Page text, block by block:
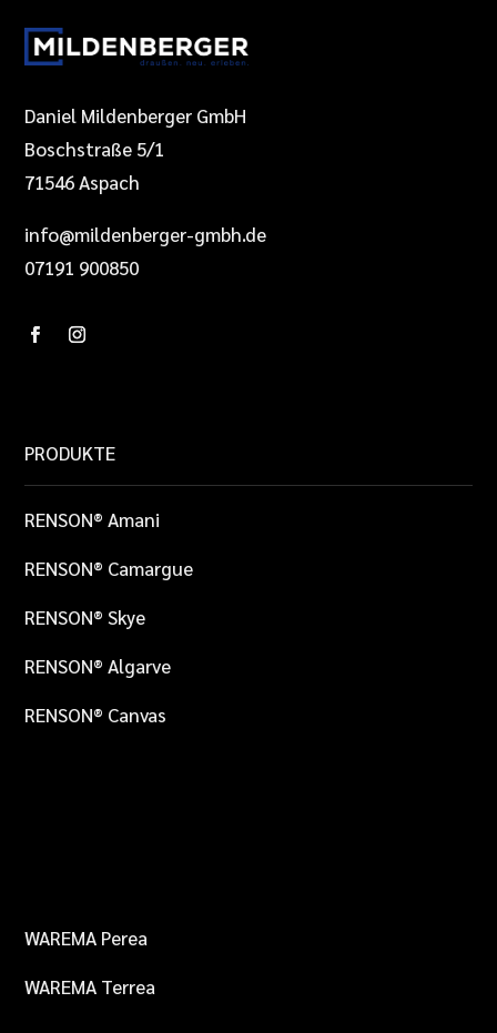
Daniel Mildenberger GmbH
Boschstraße 5/1
71546 Aspach
info@mildenberger-gmbh.de
07191 900850
PRODUKTE
RENSON® Amani
RENSON® Camargue
RENSON® Skye
RENSON® Algarve
RENSON® Canvas
WAREMA Perea
WAREMA Terrea